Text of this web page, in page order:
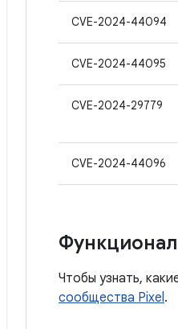
CVE-2024-44094
CVE-2024-44095
CVE-2024-29779
CVE-2024-44096
Чтобы узнать,
сообщества Pixel.